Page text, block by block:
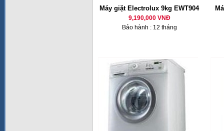
Máy giặt Electrolux 9kg EWT904
9,190,000 VNĐ
Bảo hành : 12 tháng